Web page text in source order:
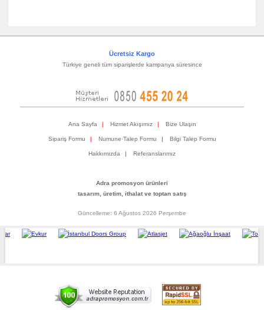
Ücretsiz Kargo
Türkiye geneli tüm siparişlerde kampanya süresince
Ana Sayfa | Hizmet Akışımız | Bize Ulaşın
Sipariş Formu | Numune Talep Formu | Bilgi Talep Formu
Hakkımızda | Referanslarımız
Adra promosyon ürünleri
tasarım, üretim, ithalat ve toptan satış
Güncelleme: 6 Ağustos 2026 Perşembe